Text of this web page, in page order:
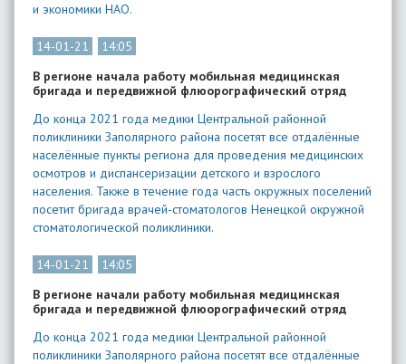
и экономики НАО.
14-01-21
14:05
В регионе начала работу мобильная медицинская
бригада и передвижной флюорографический отряд
До конца 2021 года медики Центральной районной
поликлиники Заполярного района посетят все отдалённые
населённые пункты региона для проведения медицинских
осмотров и диспансеризации детского и взрослого
населения. Также в течение года часть окружных поселений
посетит бригада врачей-стоматологов Ненецкой окружной
стоматологической поликлиники.
14-01-21
14:05
В регионе начали работу мобильная медицинская
бригада и передвижной флюорографический отряд
До конца 2021 года медики Центральной районной
поликлиники Заполярного района посетят все отдалённые